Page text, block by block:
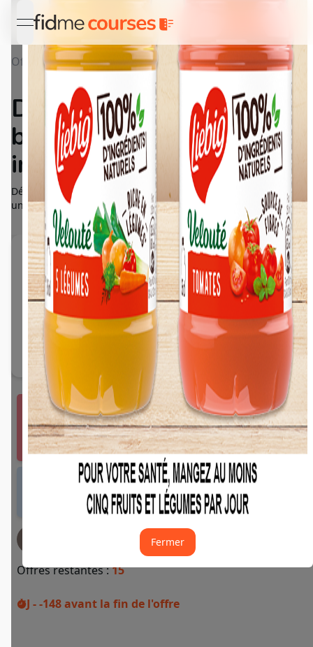
open navigation menu
Offres Détail Découvrez les nouvelles bouteilles en
Découvrez les nouvelles
bouteilles en format
individuel Liebig
Découvrez nos nouvelles petites bouteilles 36cl parfait pour
un repas solo (100% d’ingrédients naturels)
Fermer
JE DEMANDE MON REMBOURSEMENT
Offre valable dans tous les magasins et drives
de France métropolitaine et sur Internet.
Vous devez vous connecter ou créer un compte
Fidme Courses pour bénéficier de cette offre.
J'y vais de ce pas 🙂
Offres restantes :15
J - -148avant la fin de l'offre